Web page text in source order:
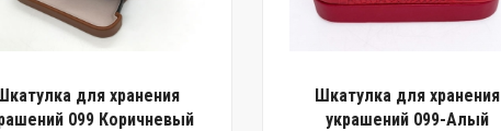
для хранения
099 Коричневый
Шкатулка для хранения
украшений 099-Алый